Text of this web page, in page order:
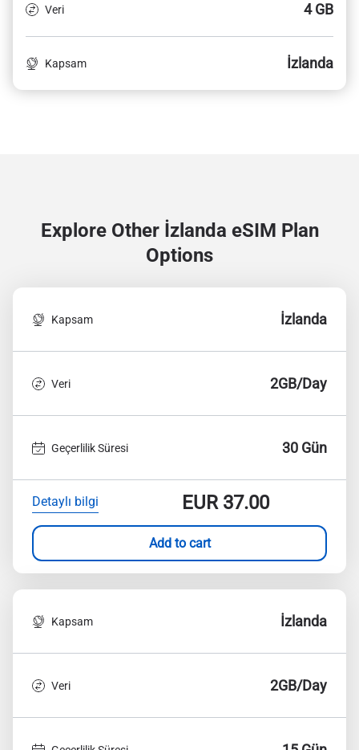
Veri 4 GB
Kapsam İzlanda
Explore Other İzlanda eSIM Plan
Options
Kapsam İzlanda
Veri 2GB/Day
Geçerlilik Süresi 30 Gün
Detaylı bilgi EUR37.00
Add to cart
Kapsam İzlanda
Veri 2GB/Day